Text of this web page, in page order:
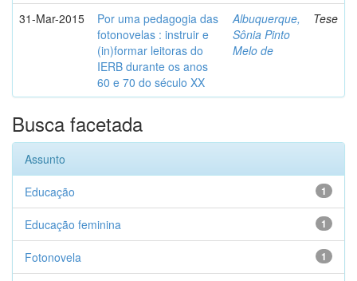
31-Mar-2015
Por uma pedagogia das
fotonovelas : instruir e
(in)formar leitoras do
IERB durante os anos
60 e 70 do século XX
Albuquerque,
Sônia Pinto
Melo de
Tese
Busca facetada
Assunto
1
Educação
1
Educação feminina
1
Fotonovela